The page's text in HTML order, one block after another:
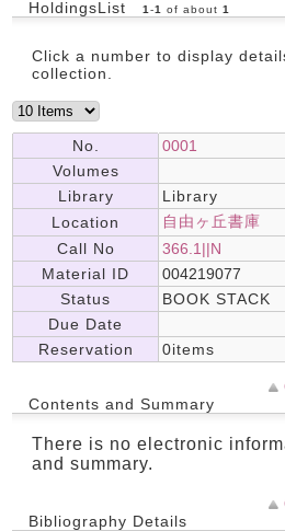
HoldingsList 1 -1 of about 1
Click a number to display
collection.
No.
0001
Volumes
Library
Library
Location
自由ヶ丘書庫
Call No
366.1||N
Material ID
004219077
Status
BOOK STACK
Due Date
Reservation
0items
Contents and Summary
There is no electronic
and summary.
Bibliography Details